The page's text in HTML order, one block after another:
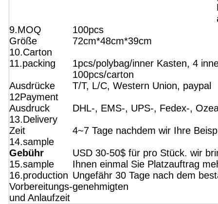
9.MOQ
100pcs
Größe
10.Carton
72cm*48cm*39cm
11.packing
1pcs/polybag/inner Kasten, 4
100pcs/carton
Ausdrücke
12Payment
T/T, L/C, Western Union, paypal
Ausdruck
13.Delivery
DHL-, EMS-, UPS-, Fedex-,
Zeit
14.sample
4~7 Tage nachdem wir Ihre
Gebühr
15.sample
USD 30-50$ für pro Stück. wir
Ihnen einmal Sie Platzauftrag
16.production
Vorbereitungs-
und Anlaufzeit
Ungefähr 30 Tage nach dem
genehmigten